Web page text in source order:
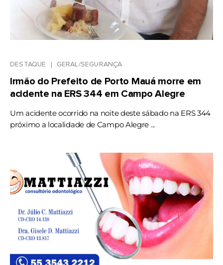
DESTAQUE GERAL/SEGURANÇA
Irmão do Prefeito de Porto Mauá morre em
acidente na ERS 344 em Campo Alegre
Um acidente ocorrido na noite deste sábado na ERS 344
próximo a localidade de Campo Alegre ...